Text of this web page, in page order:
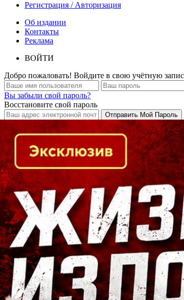
Регистрация / Авторизация
Об издании
Контакты
Реклама
ВОЙТИ
Добро пожаловать! Войдите в свою учётную
Вы забыли свой пароль?
Восстановите свой пароль
Кто есть кто в Байкальском регионе